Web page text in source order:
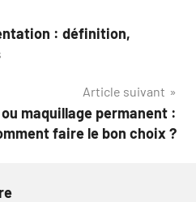
: définition,
Article suivant
maquillage permanent :
faire le bon choix ?